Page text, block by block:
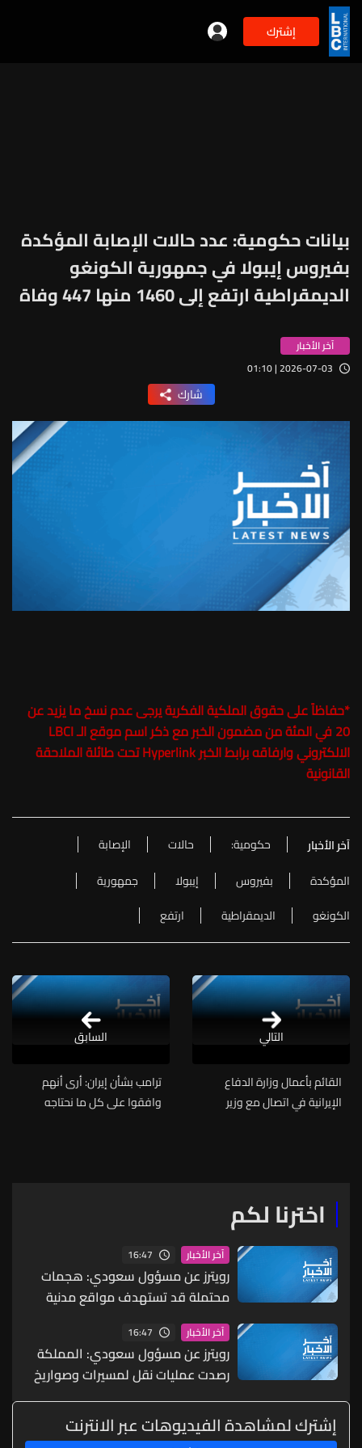
إشترك
بيانات حكومية: عدد حالات الإصابة المؤكدة
بفيروس إيبولا في جمهورية الكونغو
الديمقراطية ارتفع إلى 1460 منها 447 وفاة
آخر الأخبار
2026-07-03 | 01:10
شارك
*حفاظاً على حقوق الملكية الفكرية يرجى عدم نسخ ما يزيد عن
20 في المئة من مضمون الخبر مع ذكر اسم موقع الـ LBCI
الالكتروني وارفاقه برابط الخبر Hyperlink تحت طائلة الملاحقة
القانونية
آخر الأخبار حكومية: حالات
الإصابة
المؤكدة
بفيروس إيبولا
جمهورية
الكونغو
الديمقراطية ارتفع
التالي
القائم بأعمال وزارة الدفاع
الإيرانية في اتصال مع وزير
ترامب بشأن إيران: أرى أنهم
وافقوا على كل ما نحتاجه
السابق
اخترنا لكم
آخر الأخبار 16:47
رويترز عن مسؤول سعودي: هجمات
محتملة قد تستهدف مواقع مدنية
واقتصادية بما يشمل البنية التحتية
للطاقة والموانئ والمطارات
آخر الأخبار 16:47
رويترز عن مسؤول سعودي: المملكة
رصدت عمليات نقل لمسيرات وصواريخ
ما يشير إلى احتمال شن هجمات
منسقة من الشمال والجنوب
إشترك لمشاهدة الفيديوهات عبر الانترنت